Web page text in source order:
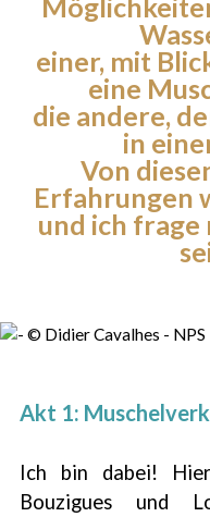
einer, mit
eine
die andere,
in
Von
Erfahrungen
und ich frage
Akt 1:
Ich bin dabei!
Bouzigues und